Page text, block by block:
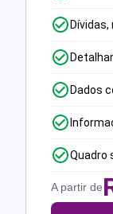
Dados
Quadro
A partir de